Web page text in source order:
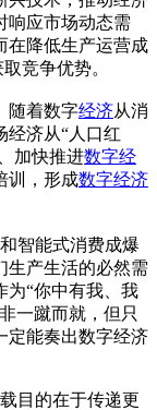
响应市场动态需
在降低生产运营成
竞争优势。
随着数字经济从消
经济从“人口红
加快推进数字经
训，形成数字经济
智能式消费成爆
生产生活的必然需
为“你中有我、我
一蹴而就，但只
定能奏出数字经济
目的在于传递更